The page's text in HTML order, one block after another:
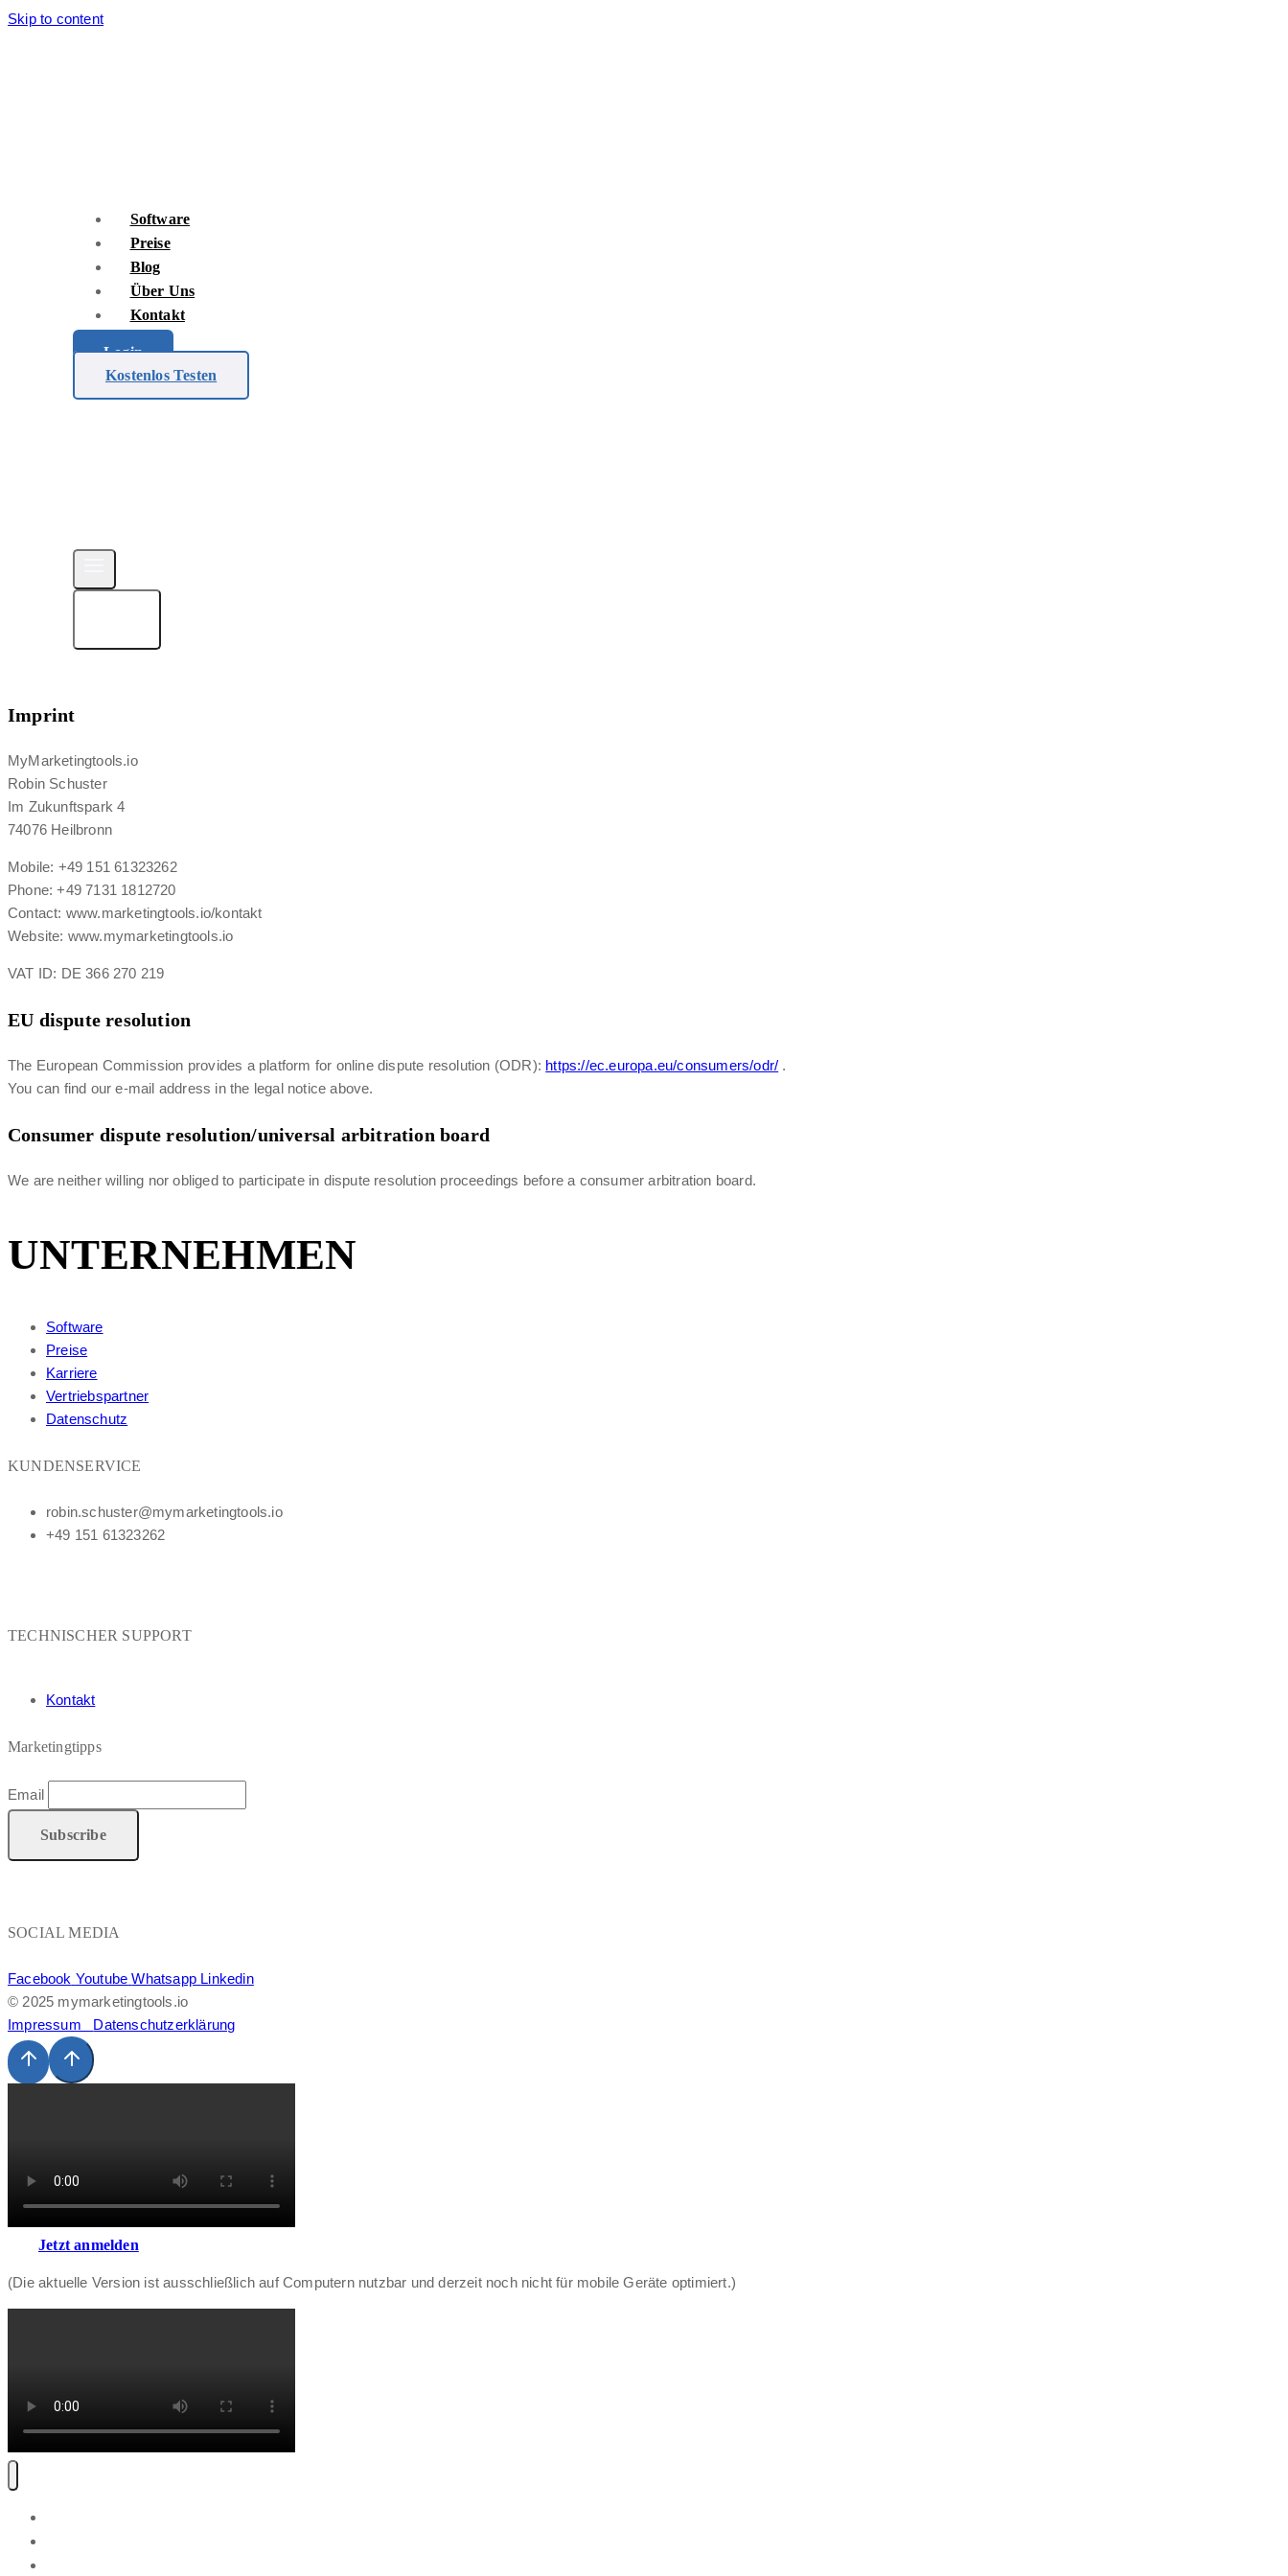
Skip to content
Software
Preise
Blog
Über Uns
Kontakt
Login
Kostenlos Testen
Imprint
MyMarketingtools.io
Robin Schuster
Im Zukunftspark 4
74076 Heilbronn
Mobile: +49 151 61323262
Phone: +49 7131 1812720
Contact: www.marketingtools.io/kontakt
Website: www.mymarketingtools.io
VAT ID: DE 366 270 219
EU dispute resolution
The European Commission provides a platform for online dispute resolution (ODR): https://ec.europa.eu/consumers/odr/ .
You can find our e-mail address in the legal notice above.
Consumer dispute resolution/universal arbitration board
We are neither willing nor obliged to participate in dispute resolution proceedings before a consumer arbitration board.
UNTERNEHMEN
Software
Preise
Karriere
Vertriebspartner
Datenschutz
KUNDENSERVICE
robin.schuster@mymarketingtools.io
+49 151 61323262
TECHNISCHER SUPPORT
Kontakt
Marketingtipps
Email
SOCIAL MEDIA
Facebook Youtube Whatsapp Linkedin
© 2025 mymarketingtools.io
Impressum Datenschutzerklärung
Jetzt anmelden
(Die aktuelle Version ist ausschließlich auf Computern nutzbar und derzeit noch nicht für mobile Geräte optimiert.)